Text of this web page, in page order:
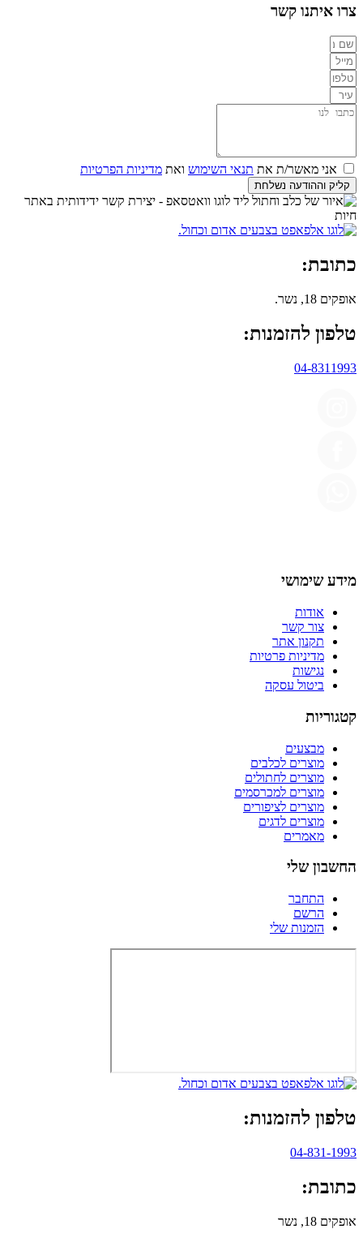
צרו איתנו קשר
אני מאשר/ת את תנאי השימוש ואת מדיניות הפרטיות
קליק וההודעה נשלחת
כתובת:
אופקים 18, נשר.
טלפון להזמנות:
04-8311993
מידע שימושי
אודות
צור קשר
תקנון אתר
מדיניות פרטיות
נגישות
ביטול עסקה
קטגוריות
מבצעים
מוצרים לכלבים
מוצרים לחתולים
מוצרים למכרסמים
מוצרים לציפורים
מוצרים לדגים
מאמרים
החשבון שלי
התחבר
הרשם
הזמנות שלי
טלפון להזמנות:
04-831-1993
כתובת:
אופקים 18, נשר